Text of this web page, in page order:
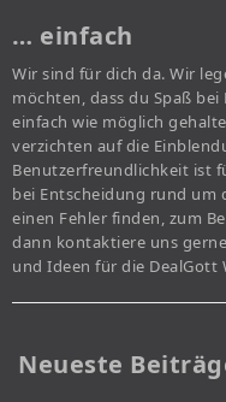
… einfach
Wir sind für dich da. Wir
möchten, dass du Spaß
einfach wie möglich
verzichten auf die
Benutzerfreundlichkeit ist
bei Entscheidung rund um
einen Fehler finden, zum
dann kontaktiere uns
und Ideen für die DealGott
Neueste